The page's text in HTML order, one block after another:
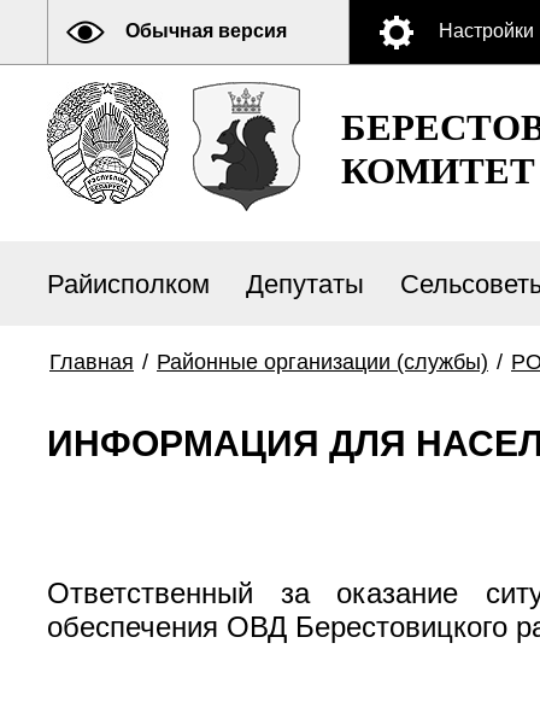
Обычная версия Настройки
КОМИТЕТ
Райисполком Депутаты
Главная / Районные организации (службы) /
ИНФОРМАЦИЯ ДЛЯ
Ответственный за оказание
обеспечения ОВД Берестовицкого